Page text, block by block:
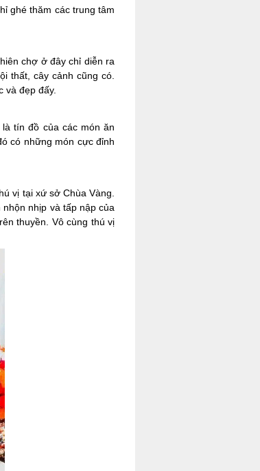
ghé thăm các trung tâm
chợ ở đây chỉ diễn ra
thất, cây cảnh cũng có.
và đẹp đấy.
tín đồ của các món ăn
có những món cực đỉnh
vị tại xứ sở Chùa Vàng.
nhịp và tấp nập của
thuyền. Vô cùng thú vị